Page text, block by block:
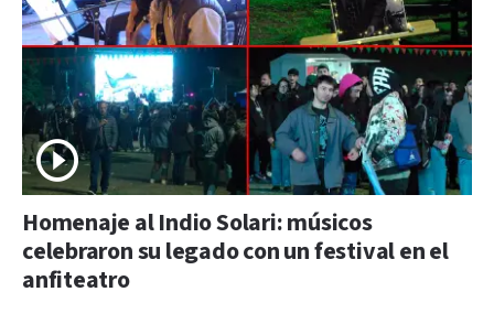
Homenaje al Indio Solari: músicos
celebraron su legado con un festival en el
anfiteatro